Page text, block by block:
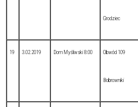
Grodziec
19 3.02.2019 Dom Myśliwski 8:00 Obwód 109
Bobrowniki